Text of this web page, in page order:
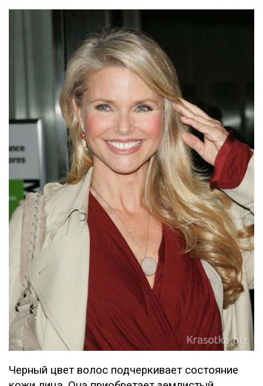
Черный цвет волос подчеркивает состояние